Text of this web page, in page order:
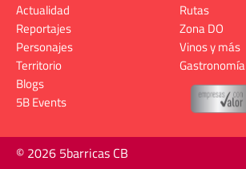
Actualidad
Reportajes
Personajes
Territorio
Rutas
Zona DO
Vinos y más
Gastronomía
Blogs
5B Events
© 2026 5barricas CB